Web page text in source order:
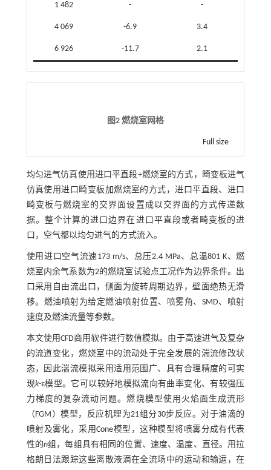
1 482 - -
4 069 -6.9 3.4
6 926 -11.7 2.1
图2 燃烧室网格
Full size
均匀进气仿真使用进口平直段+燃烧室的方式，畸变板进气
仿真使用进口畸变板加燃烧室的方式，进口平直段、进口
畸变板与燃烧室的交界面设置成以交界面的方式传递数
据。整个计算的进口边界在进口平直段或者畸变板的进
口，空气都以均匀进气的方式流入。
使用进口空气流速173 m/s、总压2.4 MPa、总温801 K、燃
烧室内余气系数为2的燃烧室试验点工况作为边界条件。出
口采用自由流出口，侧面为旋转周期边界，壁面绝热无滑
移。燃油喷射为给定燃油喷射位置、喷雾角、SMD、喷射
速度及燃油流量等参数。
本文使用CFD商用软件进行数值模拟。由于高速进气及复杂
的流道变化，燃烧室中的流动处于完全发展的湍流修改状
态，因此湍流模拟采用适用范围广、具有合理精度的可实
现k-ε模型。它可以较好地模拟流向有曲率变化、有较强压
力梯度的复杂流动问题。燃烧模型使用火焰面生成流形
（FGM）模型，反应机理为21组分30步反应。对于油滴的
喷射及雾化，采用Cone模型，这种模型将喷雾分成有代表
性的n组，每组具有相同的位置、速度、温度、直径。用拉
格朗日法跟踪这些离散液滴在全流场中的运动和输运，在